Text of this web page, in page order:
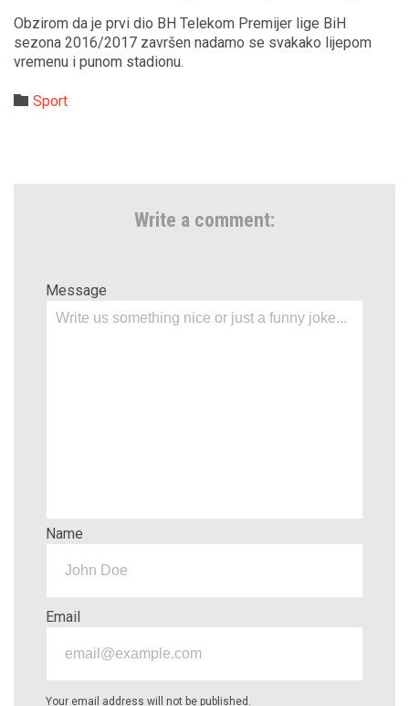
Obzirom da je prvi dio BH Telekom Premijer lige BiH
sezona 2016/2017 završen nadamo se svakako lijepom
vremenu i punom stadionu.
 Category
Sport
Write a comment:
Message
Name
Email
Your email address will not be published.